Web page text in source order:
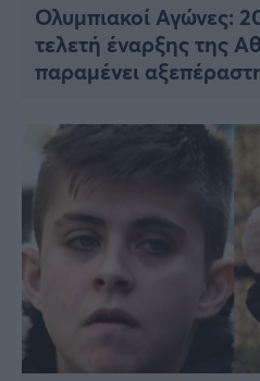
Ολυμπιακοί Αγώνες:
τελετή έναρξης της
παραμένει